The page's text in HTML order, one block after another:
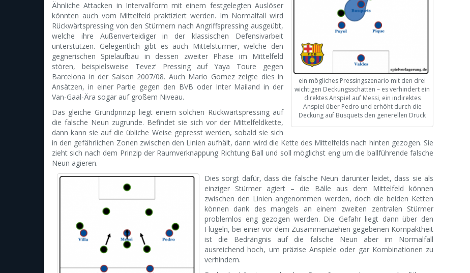
ein mögliches Pressingszenario mit den drei
wichtigen Deckungsschatten – es verhindert ein
direktes Anspiel auf Messi, ein indirektes
Anspiel über Pedro und erhöht durch die
Deckung auf Busquets den generellen Druck
Ähnliche Attacken in Intervallform mit einem festgelegten Auslöser
könnten auch vom Mittelfeld praktiziert werden. Im Normalfall wird
Rückwärtspressing von den Stürmern nach Angriffspressing ausgeübt,
welche ihre Außenverteidiger in der klassischen Defensivarbeit
unterstützen. Gelegentlich gibt es auch Mittelstürmer, welche den
gegnerischen Spielaufbau in dessen zweiter Phase im Mittelfeld
stören, beispielsweise Tevez‘ Pressing auf Yaya Toure gegen
Barcelona in der Saison 2007/08. Auch Mario Gomez zeigte dies in
Ansätzen, in einer Partie gegen den BVB oder Inter Mailand in der
Van-Gaal-Ära sogar auf großem Niveau.
Das gleiche Grundprinzip liegt einem solchen Rückwärtspressing auf
die falsche Neun zugrunde. Befindet sie sich vor der Mittelfeldkette,
dann kann sie auf die übliche Weise gepresst werden, sobald sie sich
in den gefährlichen Zonen zwischen den Linien aufhält, dann wird die Kette des Mittelfelds nach hinten gezogen. Sie
zieht sich nach dem Prinzip der Raumverknappung Richtung Ball und soll möglichst eng um die ballführende falsche
Neun agieren.
Dies sorgt dafür, dass die falsche Neun darunter leidet, dass sie als
einziger Stürmer agiert – die Bälle aus dem Mittelfeld können
zwischen den Linien angenommen werden, doch die beiden Ketten
können dank des mangels an einem zweiten zentralen Stürmer
problemlos eng gezogen werden. Die Gefahr liegt dann über den
Flügeln, bei einer vor dem Zusammenziehen gegebenen Kompaktheit
ist die Bedrängnis auf die falsche Neun aber im Normalfall
ausreichend hoch, um präzise Anspiele oder gar Kombinationen zu
verhindern.